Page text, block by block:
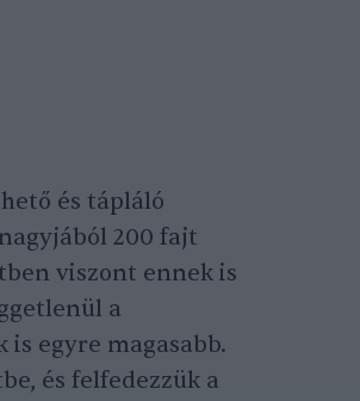
és tápláló
200 fajt
viszont ennek is
a
egyre magasabb.
és felfedezzük a